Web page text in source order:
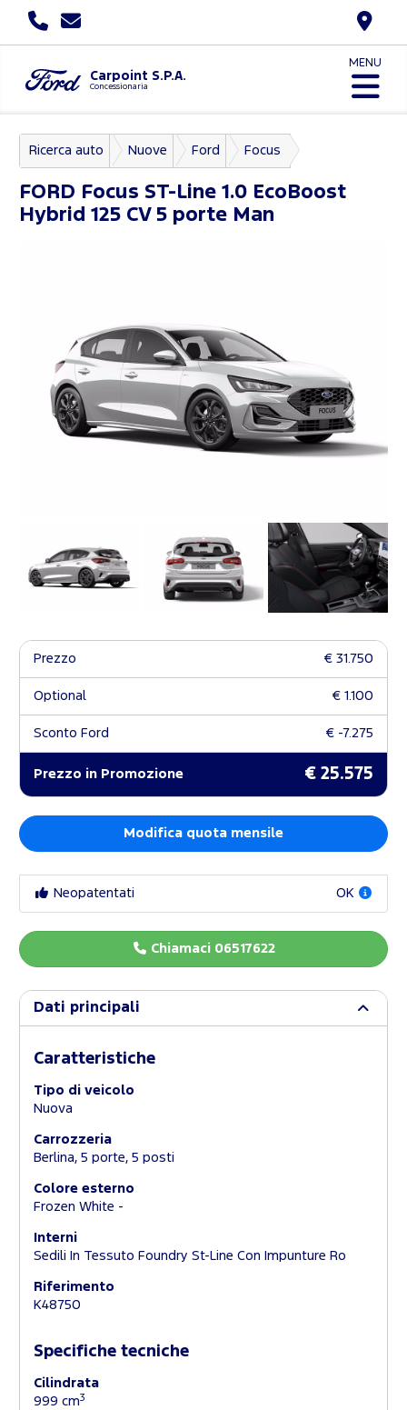
Carpoint S.P.A.
Concessionaria
MENU
Ricerca auto Nuove Ford Focus
FORD Focus ST-Line 1.0 EcoBoost
Hybrid 125 CV 5 porte Man
Prezzo € 31.750
Optional € 1.100
Sconto Ford € -7.275
Prezzo in Promozione € 25.575
Modifica quota mensile
Neopatentati OK
Chiamaci 06517622
Dati principali
Caratteristiche
Tipo di veicolo
Nuova
Carrozzeria
Berlina, 5 porte, 5 posti
Colore esterno
Frozen White -
Interni
Sedili In Tessuto Foundry St-Line Con Impunture Ro
Riferimento
K48750
Specifiche tecniche
Cilindrata
999 cm3